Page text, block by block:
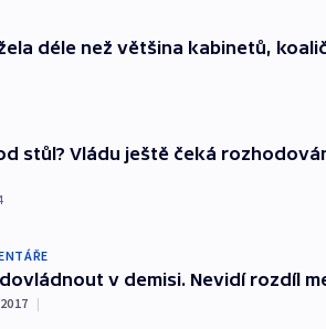
déle než většina kabinetů,
stůl? Vládu ještě čeká
v demisi. Nevidí rozdíl
|